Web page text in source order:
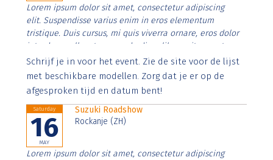
Lorem ipsum dolor sit amet, consectetur adipiscing
elit. Suspendisse varius enim in eros elementum
tristique. Duis cursus, mi quis viverra ornare, eros dolor
interdum nulla, ut commodo diam libero vitae erat.
Aenean faucibus nibh et justo cursus id rutrum lorem
imperdiet. Nunc ut sem vitae risus tristique posuere.
Schrijf je in voor het event. Zie de site voor de lijst
met beschikbare modellen. Zorg dat je er op de
afgesproken tijd en datum bent!
Saturday
16
MAY
Suzuki Roadshow
Rockanje (ZH)
Lorem ipsum dolor sit amet, consectetur adipiscing